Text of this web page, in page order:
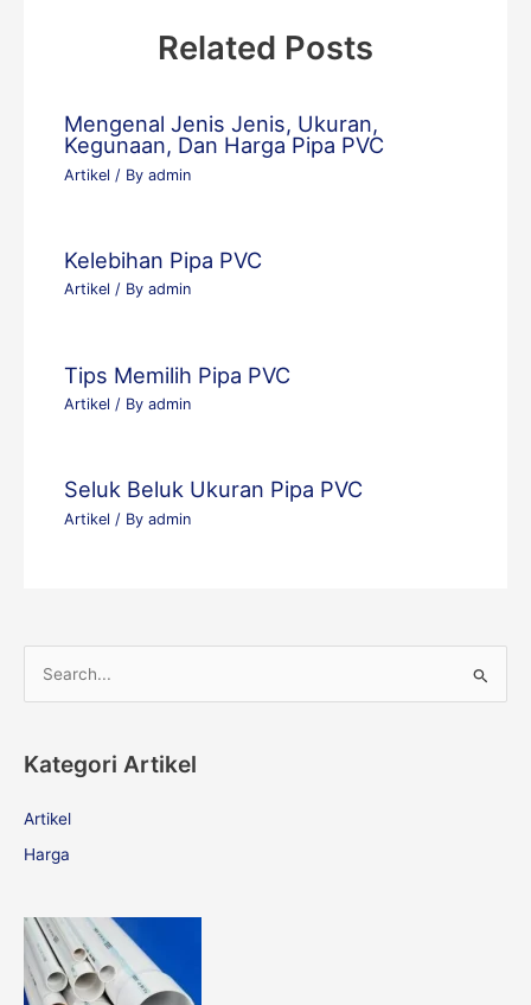
Related Posts
Mengenal Jenis Jenis, Ukuran,
Kegunaan, Dan Harga Pipa PVC
Artikel / Byadmin
Kelebihan Pipa PVC
Artikel / Byadmin
Tips Memilih Pipa PVC
Artikel / Byadmin
Seluk Beluk Ukuran Pipa PVC
Artikel / Byadmin
r
r
Kategori Artikel
Artikel
Harga